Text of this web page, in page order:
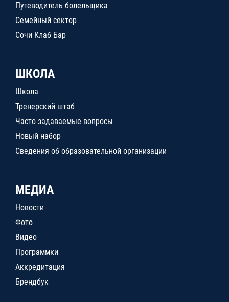
Путеводитель болельщика
Семейный сектор
Сочи Клаб Бар
ШКОЛА
Школа
Тренерский штаб
Часто задаваемые вопросы
Новый набор
Сведения об образовательной организации
МЕДИА
Новости
Фото
Видео
Программки
Аккредитация
Брендбук